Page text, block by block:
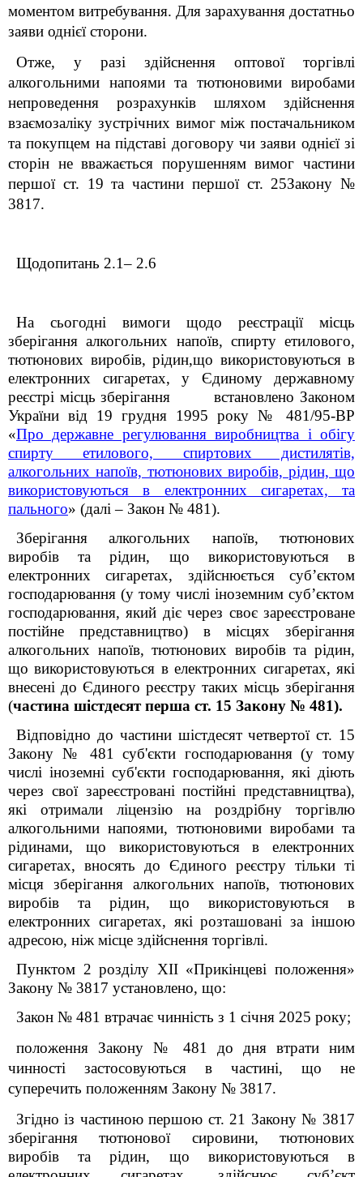
моментом витребування. Для зарахування достатньо
заяви однієї сторони.
Отже, у разі здійснення оптової торгівлі
алкогольними напоями та тютюновими виробами
непроведення розрахунків шляхом здійснення
взаємозаліку зустрічних вимог між постачальником
та покупцем на підставі договору чи заяви однієї зі
сторін не вважається порушенням вимог частини
першої ст. 19 та частини першої ст. 25Закону №
3817.
Щодопитань 2.1– 2.6
На сьогодні вимоги щодо реєстрації місць
зберігання алкогольних напоїв, спирту етилового,
тютюнових виробів, рідин,що використовуються в
електронних сигаретах, у Єдиному державному
реєстрі місць зберігання встановлено Законом
України від 19 грудня 1995 року № 481/95-ВР
«Про державне регулювання виробництва і обігу
спирту етилового, спиртових дистилятів,
алкогольних напоїв, тютюнових виробів, рідин, що
використовуються в електронних сигаретах, та
пального» (далі – Закон № 481).
Зберігання алкогольних напоїв, тютюнових
виробів та рідин, що використовуються в
електронних сигаретах, здійснюється суб’єктом
господарювання (у тому числі іноземним суб’єктом
господарювання, який діє через своє зареєстроване
постійне представництво) в місцях зберігання
алкогольних напоїв, тютюнових виробів та рідин,
що використовуються в електронних сигаретах, які
внесені до Єдиного реєстру таких місць зберігання
(частина шістдесят перша ст. 15 Закону № 481).
Відповідно до частини шістдесят четвертої ст. 15
Закону № 481 суб'єкти господарювання (у тому
числі іноземні суб'єкти господарювання, які діють
через свої зареєстровані постійні представництва),
які отримали ліцензію на роздрібну торгівлю
алкогольними напоями, тютюновими виробами та
рідинами, що використовуються в електронних
сигаретах, вносять до Єдиного реєстру тільки ті
місця зберігання алкогольних напоїв, тютюнових
виробів та рідин, що використовуються в
електронних сигаретах, які розташовані за іншою
адресою, ніж місце здійснення торгівлі.
Пунктом 2 розділу ХІІ «Прикінцеві положення»
Закону № 3817 установлено, що:
Закон № 481 втрачає чинність з 1 січня 2025 року;
положення Закону № 481 до дня втрати ним
чинності застосовуються в частині, що не
суперечить положенням Закону № 3817.
Згідно із частиною першою ст. 21 Закону № 3817
зберігання тютюнової сировини, тютюнових
виробів та рідин, що використовуються в